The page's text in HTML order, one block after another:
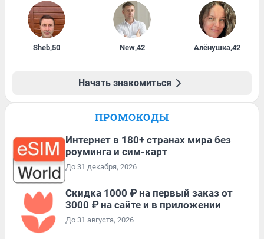
Sheb,50 New,42 Алёнушка,42
Начать знакомиться
ПРОМОКОДЫ
Интернет в 180+ странах мира без
роуминга и сим-карт
До 31 декабря, 2026
Скидка 1000 ₽ на первый заказ от
3000 ₽ на сайте и в приложении
До 31 августа, 2026